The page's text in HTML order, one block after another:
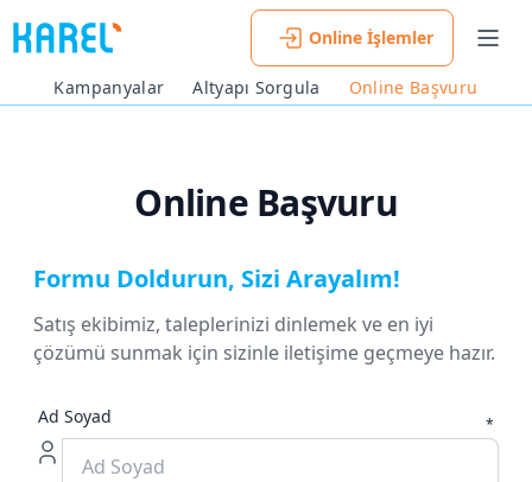
Online İşlemler
Menü
Kampanyalar
Altyapı Sorgula Online Başvuru
Online Başvuru
Formu Doldurun, Sizi Arayalım!
Satış ekibimiz, taleplerinizi dinlemek ve en iyi
çözümü sunmak için sizinle iletişime geçmeye hazır.
Ad Soyad *